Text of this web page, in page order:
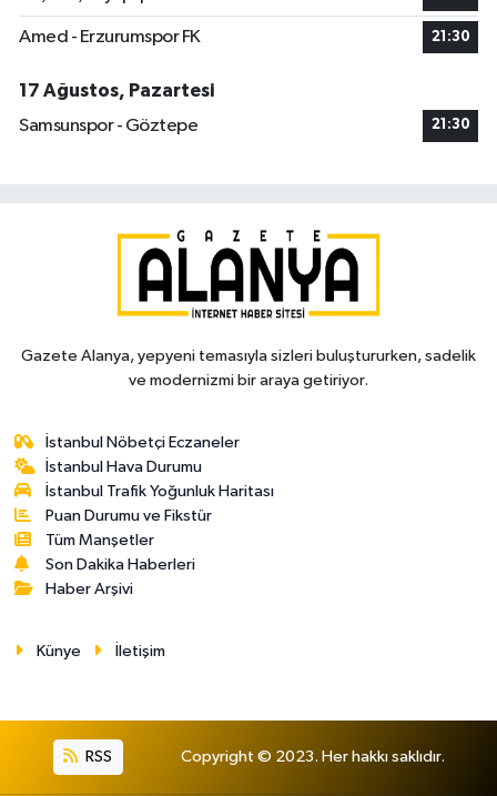
Amed - Erzurumspor FK 21:30
17 Ağustos, Pazartesi
Samsunspor - Göztepe
21:30
Gazete Alanya, yepyeni temasıyla sizleri buluştururken, sadelik
ve modernizmi bir araya getiriyor.
İstanbul Nöbetçi Eczaneler
İstanbul Hava Durumu
İstanbul Trafik Yoğunluk Haritası
Puan Durumu ve Fikstür
Tüm Manşetler
Son Dakika Haberleri
Haber Arşivi
Künye İletişim
RSS Copyright © 2023. Her hakkı saklıdır.